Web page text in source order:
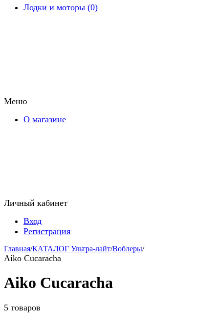
Лодки и моторы (0)
Меню
О магазине
Личный кабинет
Вход
Регистрация
Главная/КАТАЛОГ Ультра-лайт/Воблеры/
Aiko Cucaracha
Aiko Cucaracha
5 товаров